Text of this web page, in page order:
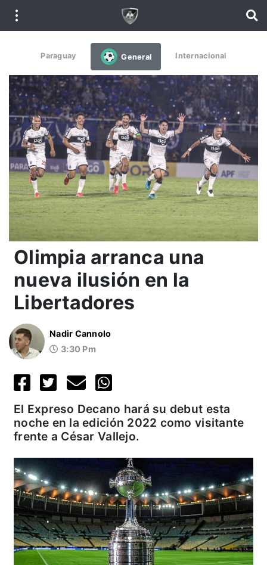
Paraguay General Internacional
Olimpia arranca una
nueva ilusión en la
Libertadores
Nadir Cannolo
3:30 Pm
El Expreso Decano hará su debut esta
noche en la edición 2022 como visitante
frente a César Vallejo.